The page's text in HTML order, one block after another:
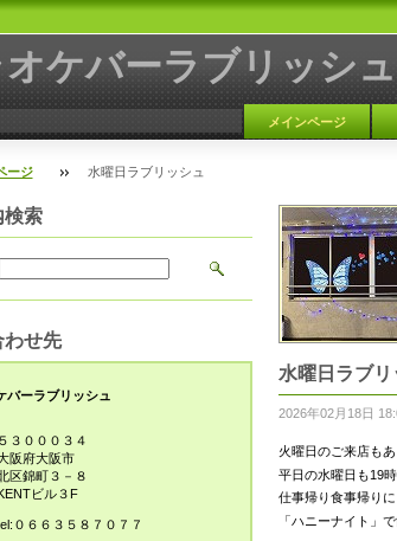
オケバーラブリッシュ
メインページ
ージ 水曜日ラブリッシュ
水曜日ラブリ
2026年02月18日
火曜日のご来店も
平日の水曜日も19
仕事帰り食事帰り
「ハニーナイト」
検索
わせ先
バーラブリッシュ
５３０００３４
阪府大阪市
区錦町３－８
ビル３F
０６６３５８７０７７